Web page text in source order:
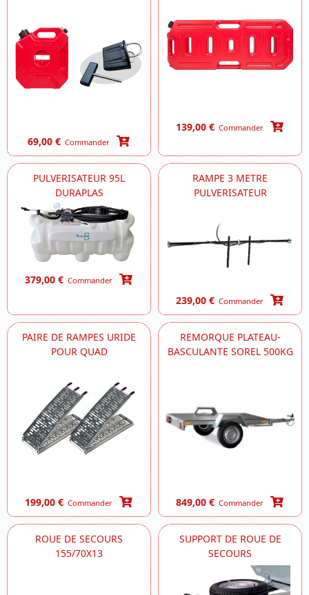
69,00 € Commander
139,00 € Commander
PULVERISATEUR 95L
DURAPLAS
379,00 € Commander
RAMPE 3 METRE
PULVERISATEUR
239,00 € Commander
PAIRE DE RAMPES URIDE
POUR QUAD
199,00 € Commander
REMORQUE PLATEAU-
BASCULANTE SOREL 500KG
849,00 € Commander
ROUE DE SECOURS
155/70X13
SUPPORT DE ROUE DE
SECOURS